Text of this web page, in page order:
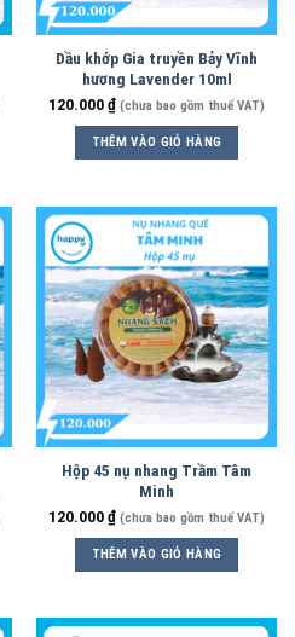
Dầu khớp Gia truyền Bảy Vĩnh
hương Lavender 10ml
120.000₫ (chưa bao gồm thuế VAT)
THÊM VÀO GIỎ HÀNG
Hộp 45 nụ nhang Trầm Tâm
Minh
120.000₫ (chưa bao gồm thuế VAT)
THÊM VÀO GIỎ HÀNG